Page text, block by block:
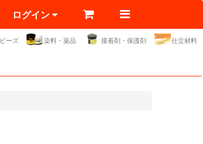
ログイン
ビーズ 染料・薬品 接着剤・保護剤 仕立材料